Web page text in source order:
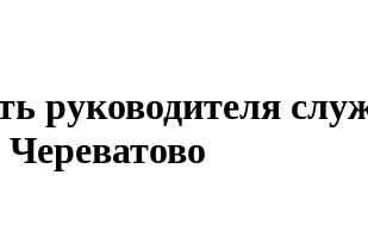
руководителя